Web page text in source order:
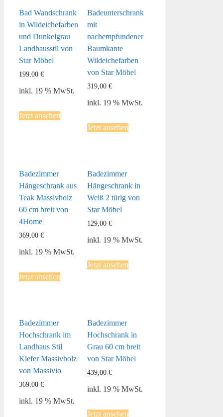
Bad Wandschrank
in Wildeichefarben
und Dunkelgrau
Landhausstil von
Star Möbel
199,00 €
inkl. 19 % MwSt.
Jetzt ansehen
Badeunterschrank
mit
nachempfundener
Baumkante
Wildeichefarben
von Star Möbel
319,00€
inkl. 19 % MwSt.
Jetzt ansehen
Badezimmer
Hängeschrank aus
Teak Massivholz
60 cm breit von
4Home
369,00 €
inkl. 19 % MwSt.
Jetzt ansehen
Badezimmer
Hängeschrank in
Weiß 2 türig von
Star Möbel
129,00€
inkl. 19 % MwSt.
Jetzt ansehen
Badezimmer
Hochschrank im
Landhaus Stil
Kiefer Massivholz
von Massivio
369,00 €
inkl. 19 % MwSt.
Badezimmer
Hochschrank in
Grau 60 cm breit
von Star Möbel
439,00€
inkl. 19 % MwSt.
Jetzt ansehen